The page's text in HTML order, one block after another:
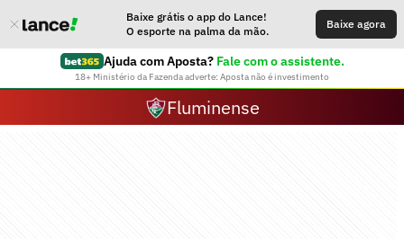
Baixe grátis o app do Lance!
O esporte na palma da mão.
Baixe agora
Ajuda com Aposta? Fale com o assistente.
18+ Ministério da Fazenda adverte: Aposta não é investimento
Fluminense